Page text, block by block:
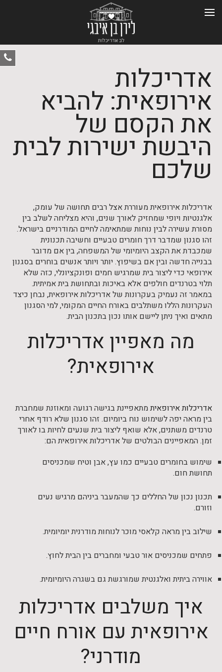
אדריכלות
אירופאית: להביא
את הקסם של
היבשת ישירות לבית
שלכם
אדריכלות אירופאית מעוררת אצל רבים תחושה של עומק,
אלגנטיות ויופי שמחזיק לאורך שנים, והיא מצליחה לשלב בין
מסורת עשירה לבין נוחות שמתאימה לחיים המודרניים בישראל.
זהו סגנון שמדבר דרך חומרים טבעיים וחשיבה תכנונית
שמכבדת את הקצב היומיומי של המשפחה, בין אם מדובר
בבנייה חדשה ובין אם בשיפוץ. יותר ויותר אנשים בוחרים בסגנון
אירופאי כדי ליצור בית שמרגיש חמים ופונקציונלי, כזה שלא
תלוי בטרנדים חולפים אלא באיכות ובתחושת בית אמיתית.
במאמר זה נעמיק בעקרונות של אדריכלות אירופאית, נבחן כיצד
העקרונות הללו משתלבים באורח החיים המקומי, למי הסגנון
מתאים ואיך ניתן ליישם אותו נכון בתכנון הבית.
מה מאפיין אדריכלות
אירופאית?
אדריכלות אירופאיתמתאפיינת בגישה רגועה ומאוזנת שמחברת
בין מראה יפה לשימוש נוח ביומיום. זהו סגנון שלא רודף אחרי
טרנדים משתנים, אלא שואף ליצור בית שנעים לחיות בו לאורך
זמן. המאפיינים הבולטים של אדריכלות אירופאית הם:
שימוש בחומרים טבעיים כמו עץ, אבן וטיח שמכניסים
תחושת חום.
תכנון נכון של החללים כך שהמעבר ביניהם מרגיש נעים
וזורם.
שילוב בין מראה קלאסי מוכר לנוחות מודרנית יומיומית.
פתחים שמכניסים אור טבעי ומחברים בין הבית לחוץ.
אווירה ביתית ואלגנטית שמורגשת גם בשגרה היומיומית.
איך משלבים אדריכלות
אירופאית עם אורח חיים
מודרני?